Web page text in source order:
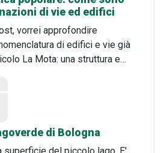
di vie ed edifici
vorrei approfondire
di edifici e vie già
La Mota: una struttura e…
di Bologna